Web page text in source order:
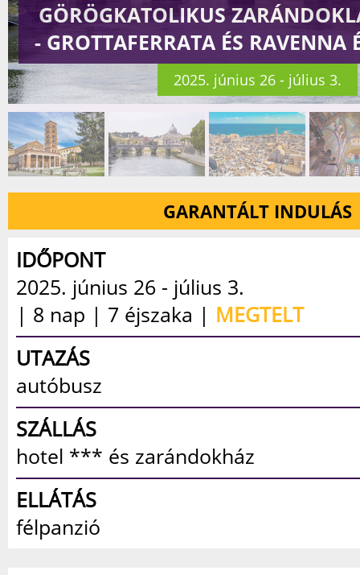
GÖRÖGKATOLIKUS
- GROTTAFERRATA ÉS RAVENNA
2025. június 26 - július 3.
GARANTÁLT INDULÁS
IDŐPONT
2025. június 26 - július 3.
| 8 nap | 7 éjszaka | MEGTELT
UTAZÁS
autóbusz
SZÁLLÁS
hotel *** és zarándokház
ELLÁTÁS
félpanzió